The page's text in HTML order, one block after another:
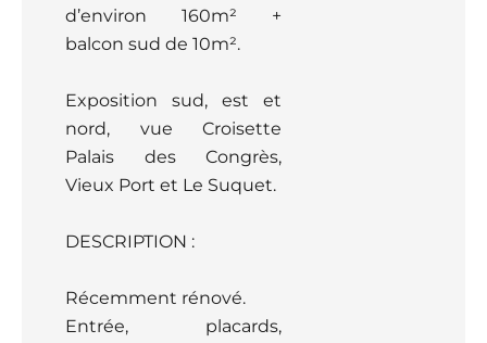
d’environ 160m² +
balcon sud de 10m².
Exposition sud, est et
nord, vue Croisette
Palais des Congrès,
Vieux Port et Le Suquet.
DESCRIPTION :
Récemment rénové.
Entrée, placards,